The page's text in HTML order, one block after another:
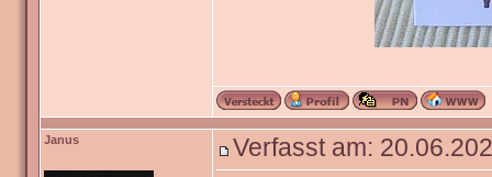
Janus Verfasst am: